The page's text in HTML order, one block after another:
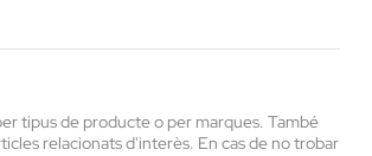
tipus de producte o per marques. També
relacionats d'interès. En cas de no trobar